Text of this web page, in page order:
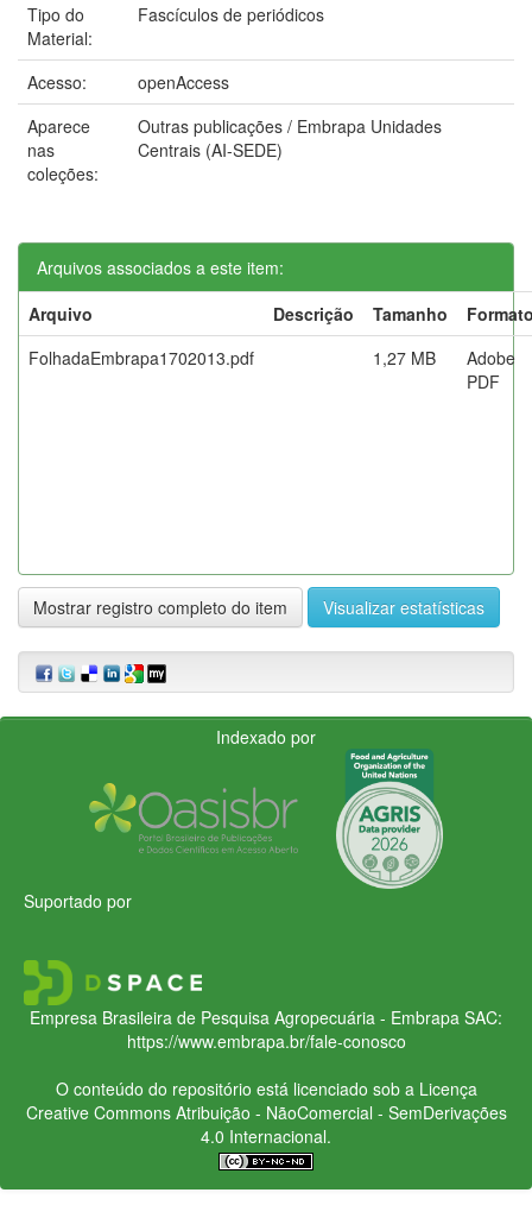
Tipo do
Material:
Fascículos de periódicos
Acesso:
openAccess
Aparece
nas
coleções:
Outras publicações / Embrapa Unidades
Centrais (AI-SEDE)
Arquivos associados a este item:
Arquivo
Descrição Tamanho
FolhadaEmbrapa1702013.pdf
1,27 MB
Adobe
PDF
Mostrar registro completo do item Visualizar estatísticas
Indexado por
Suportado por
Empresa Brasileira de Pesquisa Agropecuária - Embrapa SAC:
https://www.embrapa.br/fale-conosco
O conteúdo do repositório está licenciado sob a Licença
Creative CommonsAtribuição - NãoComercial - SemDerivações
4.0 Internacional.